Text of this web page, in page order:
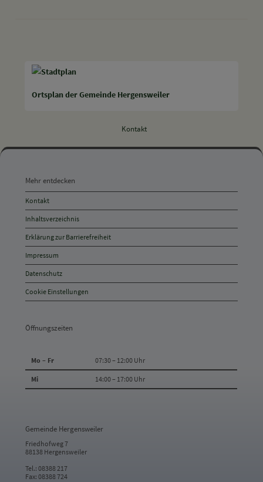
Ortsplan der Gemeinde Hergensweiler
Kontakt
entdecken,
Öffnungszeiten
und
Anschrift
und
Kontakt
Mehr entdecken
Kontakt
Inhaltsverzeichnis
Erklärung zur Barrierefreiheit
Impressum
Datenschutz
Cookie Einstellungen
Öffnungszeiten
Mo – Fr 07:30 – 12:00 Uhr
Mi 14:00 – 17:00 Uhr
Gemeinde Hergensweiler
Friedhofweg 7
88138 Hergensweiler
Tel.: 08388 217
Fax: 08388 724